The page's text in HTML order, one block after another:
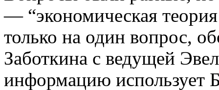
— “экономическая
только на один вопрос,
Заботкина с ведущей
информацию использует